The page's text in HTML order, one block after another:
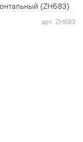
арт. ZH683
(ZH683)